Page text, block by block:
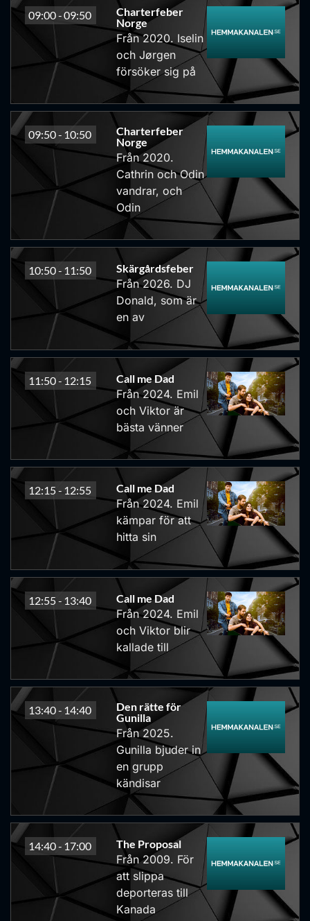
09:00 -09:50
Charterfeber
Norge
Från 2020. Iselin
och Jørgen
försöker sig på
09:50 - 10:50
Charterfeber
Norge
Från 2020.
Cathrin och Odin
vandrar, och
Odin
10:50 - 11:50 Skärgårdsfeber
Från 2026. DJ
Donald, som är
en av
11:50 - 12:15 Call me Dad
Från 2024. Emil
och Viktor är
bästa vänner
12:15 - 12:55 Call me Dad
Från 2024. Emil
kämpar för att
hitta sin
12:55 - 13:40 Call me Dad
Från 2024. Emil
och Viktor blir
kallade till
13:40 - 14:40
Den rätte för
Gunilla
Från 2025.
Gunilla bjuder in
en grupp
kändisar
14:40 - 17:00 The Proposal
Från 2009. För
att slippa
deporteras till
Kanada